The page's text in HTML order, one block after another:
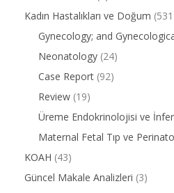
Kadın Hastalıkları ve Doğum
Gynecology; and
Neonatology (24)
Case Report (92)
Review (19)
Üreme Endokrinolojisi ve
Maternal Fetal Tıp ve
KOAH (43)
Güncel Makale Analizleri (3)